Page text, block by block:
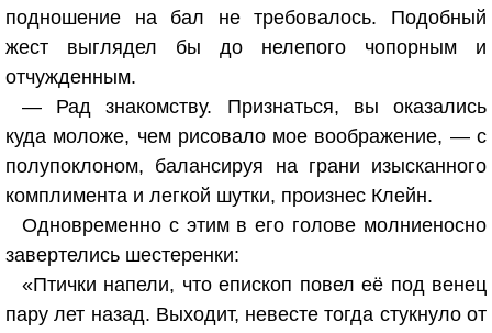
подношение на бал не требовалось. Подобный
жест выглядел бы до нелепого чопорным и
отчужденным.
— Рад знакомству. Признаться, вы оказались
куда моложе, чем рисовало мое воображение, — с
полупоклоном, балансируя на грани изысканного
комплимента и легкой шутки, произнес Клейн.
Одновременно с этим в его голове молниеносно
завертелись шестеренки:
«Птички напели, что епископ повел её под венец
пару лет назад. Выходит, невесте тогда стукнуло от